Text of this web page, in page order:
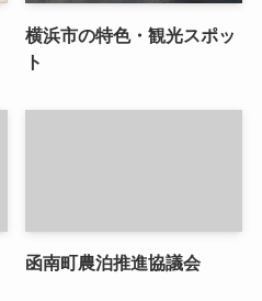
横浜市の特色・観光スポッ
ト
函南町農泊推進協議会